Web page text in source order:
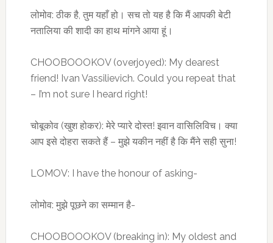
लोमोव: ठीक है, तुम यहाँ हो। सच तो यह है कि मैं आपकी बेटी
नतालिया की शादी का हाथ मांगने आया हूं।
CHOOBOOOKOV (overjoyed): My dearest
friend! Ivan Vassilievich. Could you repeat that
– I’m not sure I heard right!
चोबूकोव (खुश होकर): मेरे प्यारे दोस्त! इवान वासिलिविच। क्या
आप इसे दोहरा सकते हैं – मुझे यकीन नहीं है कि मैंने सही सुना!
LOMOV: I have the honour of asking-
लोमोव: मुझे पूछने का सम्मान है-
CHOOBOOOKOV (breaking in): My oldest and